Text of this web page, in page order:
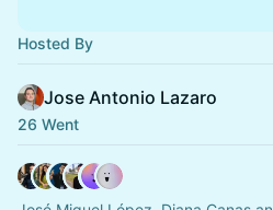
Hosted By
Jose Antonio Lazaro
26 Went